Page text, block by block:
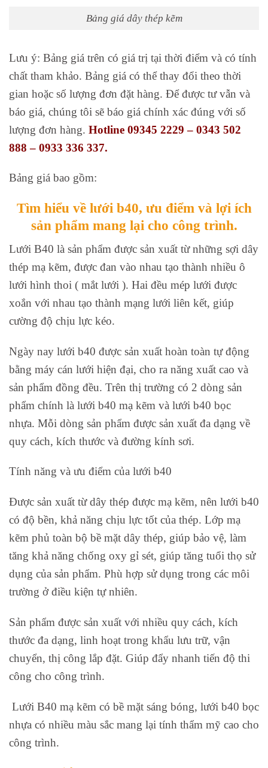
Bảng giá dây thép kẽm
Lưu ý: Bảng giá trên có giá trị tại thời điểm và có tính
chất tham khảo. Bảng giá có thể thay đổi theo thời
gian hoặc số lượng đơn đặt hàng. Để được tư vẫn và
báo giá, chúng tôi sẽ báo giá chính xác đúng với số
lượng đơn hàng. Hotline 09345 2229 – 0343 502
888 – 0933 336 337.
Bảng giá bao gồm:
Tìm hiểu về lưới b40, ưu điểm và lợi ích
sản phẩm mang lại cho công trình.
Lưới B40 là sản phẩm được sản xuất từ những sợi dây
thép mạ kẽm, được đan vào nhau tạo thành nhiều ô
lưới hình thoi ( mắt lưới ). Hai đều mép lưới được
xoắn với nhau tạo thành mạng lưới liên kết, giúp
cường độ chịu lực kéo.
Ngày nay lưới b40 được sản xuất hoàn toàn tự động
bằng máy cán lưới hiện đại, cho ra năng xuất cao và
sản phẩm đồng đều. Trên thị trường có 2 dòng sản
phẩm chính là lưới b40 mạ kẽm và lưới b40 bọc
nhựa. Mỗi dòng sản phẩm được sản xuất đa dạng về
quy cách, kích thước và đường kính sơi.
Tính năng và ưu điểm của lưới b40
Được sản xuất từ dây thép được mạ kẽm, nên lưới b40
có độ bền, khả năng chịu lực tốt của thép. Lớp mạ
kẽm phủ toàn bộ bề mặt dây thép, giúp bảo vệ, làm
tăng khả năng chống oxy gỉ sét, giúp tăng tuổi thọ sử
dụng của sản phẩm. Phù hợp sử dụng trong các môi
trường ở điều kiện tự nhiên.
Sản phẩm được sản xuất với nhiều quy cách, kích
thước đa dạng, linh hoạt trong khẩu lưu trữ, vận
chuyển, thị công lắp đặt. Giúp đẩy nhanh tiến độ thi
công cho công trình.
Lưới B40 mạ kẽm có bề mặt sáng bóng, lưới b40 bọc
nhựa có nhiều màu sắc mang lại tính thẩm mỹ cao cho
công trình.